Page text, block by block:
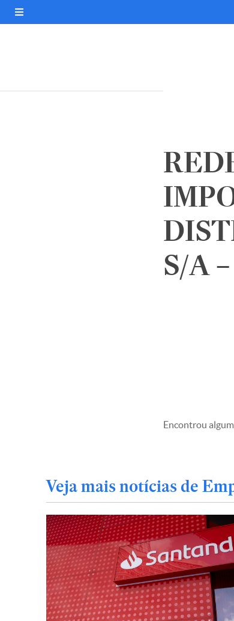
S/A
Encontrou
Veja mais notícias de